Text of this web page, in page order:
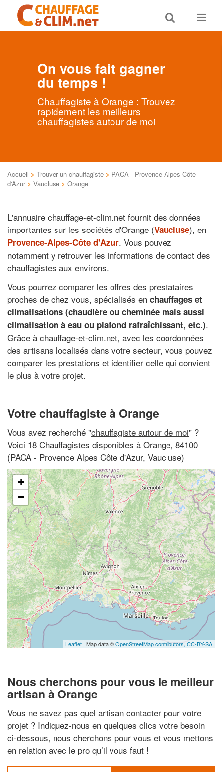
Toggle
search
Toggle
On vous fait gagner
du temps !
Chauffagiste à Orange : Trouvez
rapidement les meilleurs
chauffagistes autour de moi
Accueil > Trouver un chauffagiste > PACA - Provence Alpes Côte
d'Azur > Vaucluse > Orange
L'annuaire chauffage-et-clim.net fournit des données
importantes sur les sociétés d'Orange (Vaucluse), en
Provence-Alpes-Côte d'Azur. Vous pouvez
notamment y retrouver les informations de contact des
chauffagistes aux environs.
Vous pourrez comparer les offres des prestataires
proches de chez vous, spécialisés en chauffages et
climatisations (chaudière ou cheminée mais aussi
climatisation à eau ou plafond rafraîchissant, etc.).
Grâce à chauffage-et-clim.net, avec les coordonnées
des artisans localisés dans votre secteur, vous pouvez
comparer les prestations et identifier celle qui convient
le plus à votre projet.
Votre chauffagiste à Orange
Vous avez recherché "chauffagiste autour de moi" ?
Voici 18 Chauffagistes disponibles à Orange, 84100
(PACA - Provence Alpes Côte d'Azur, Vaucluse)
+
−
Leaflet | Map data ©OpenStreetMap contributors, CC-BY-SA
Nous cherchons pour vous le meilleur
artisan à Orange
Vous ne savez pas quel artisan contacter pour votre
projet ? Indiquez-nous en quelques clics votre besoin
ci-dessous, nous cherchons pour vous et vous mettons
en relation avec le pro qu’il vous faut !